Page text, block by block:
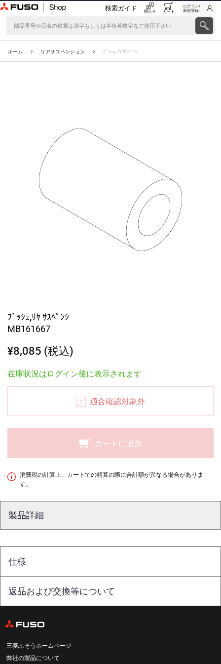
検索ガイド 問合せ カート
ログイン/
新規登録
ホーム リアサスペンション ﾌﾞｯｼｭ,ﾘﾔ ｻｽﾍﾟﾝｼ
ﾌﾞｯｼｭ,ﾘﾔ ｻｽﾍﾟﾝｼ
MB161667
¥8,085 (税込)
在庫状況はログイン後に表示されます
適合確認対象外
カートに追加
消費税の計算上、カートでの精算の際に合計額が異なる場合がありま
す。
製品詳細
仕様
返品および交換等について
三菱ふそうホームページ
弊社の製品について